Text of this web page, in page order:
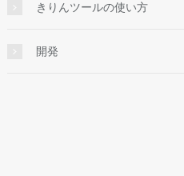
きりんツールの使い方
開発